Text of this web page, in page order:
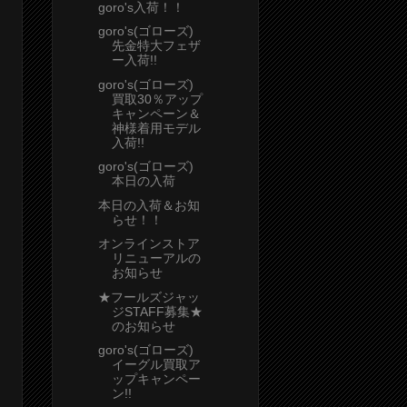
goro's入荷！！
goro's(ゴローズ)
先金特大フェザ
ー入荷!!
goro's(ゴローズ)
買取30％アップ
キャンペーン＆
神様着用モデル
入荷!!
goro's(ゴローズ)
本日の入荷
本日の入荷＆お知
らせ！！
オンラインストア
リニューアルの
お知らせ
★フールズジャッ
ジSTAFF募集★
のお知らせ
goro's(ゴローズ)
イーグル買取ア
ップキャンペー
ン!!